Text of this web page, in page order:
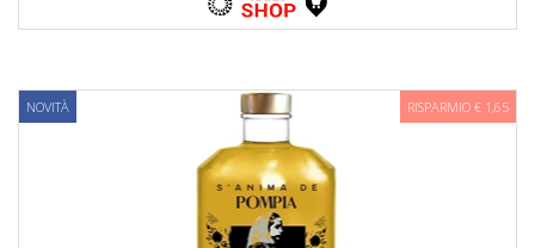
NOVITÀ RISPARMIO € 1,65